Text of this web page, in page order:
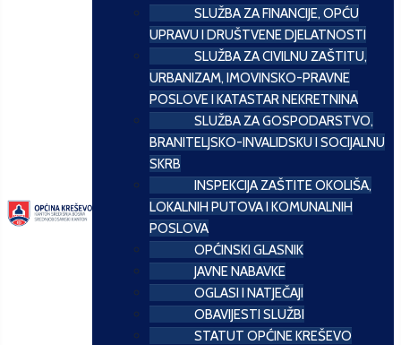
SLUŽBA ZA FINANCIJE, OPĆU
UPRAVU I DRUŠTVENE DJELATNOSTI
SLUŽBA ZA CIVILNU ZAŠTITU,
URBANIZAM, IMOVINSKO-PRAVNE
POSLOVE I KATASTAR NEKRETNINA
SLUŽBA ZA GOSPODARSTVO,
BRANITELJSKO-INVALIDSKU I SOCIJALNU
SKRB
INSPEKCIJA ZAŠTITE OKOLIŠA,
LOKALNIH PUTOVA I KOMUNALNIH
POSLOVA
OPĆINSKI GLASNIK
JAVNE NABAVKE
OGLASI I NATJEČAJI
OBAVIJESTI SLUŽBI
STATUT OPĆINE KREŠEVO